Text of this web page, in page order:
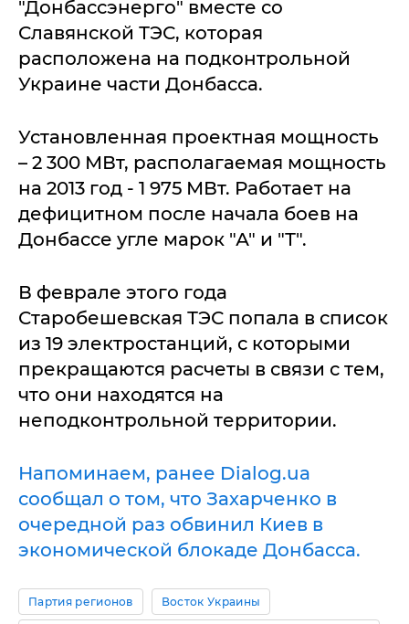
"Донбассэнерго" вместе со
Славянской ТЭС, которая
расположена на подконтрольной
Украине части Донбасса.
Установленная проектная мощность
– 2 300 МВт, располагаемая мощность
на 2013 год - 1 975 МВт. Работает на
дефицитном после начала боев на
Донбассе угле марок "А" и "Т".
В феврале этого года
Старобешевская ТЭС попала в список
из 19 электростанций, с которыми
прекращаются расчеты в связи с тем,
что они находятся на
неподконтрольной территории.
Напоминаем, ранее Dialog.ua
сообщал о том, что Захарченко в
очередной раз обвинил Киев в
экономической блокаде Донбасса.
Партия регионов Восток Украины